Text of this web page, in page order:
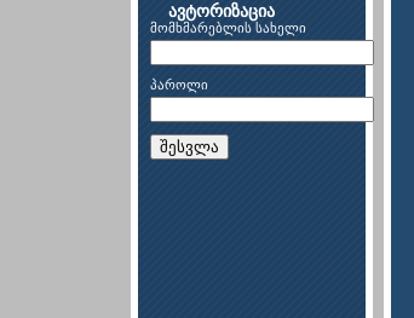
ავტორიზაცია
მომხმარებლის სახელი
პაროლი
შესვლა